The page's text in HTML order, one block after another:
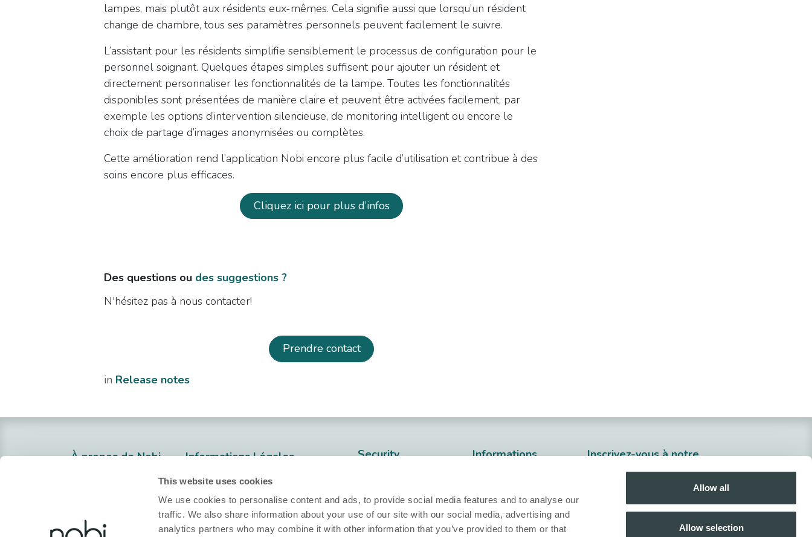
This website uses cookies
We use cookies to personalise content and ads, to provide social media features and to analyse our
traffic. We also share information about your use of our site with our social media, advertising and
analytics partners who may combine it with other information that you’ve provided to them or that
Allow all
Allow selection
lampes, mais plutôt aux résidents eux-mêmes. Cela signifie aussi que lorsqu’un résident
change de chambre, tous ses paramètres personnels peuvent facilement le suivre.
L’assistant pour les résidents simplifie sensiblement le processus de configuration pour le
personnel soignant. Quelques étapes simples suffisent pour ajouter un résident et
directement personnaliser les fonctionnalités de la lampe. Toutes les fonctionnalités
disponibles sont présentées de manière claire et peuvent être activées facilement, par
exemple les options d’intervention silencieuse, de monitoring intelligent ou encore le
choix de partage d’images anonymisées ou complètes.
Cette amélioration rend l’application Nobi encore plus facile d’utilisation et contribue à des
soins encore plus efficaces.
​Cliquez ici pour plus d’infos
Des questions ou des suggestions ?
N'hésitez pas à nous contacter!
Prendre contact
in Release notes
À propos de Nobi
Nobi Pressroom
​Informations Légales
Politique de confidentialité
Politique de cookies
Declaration de confidentialité
Security
Développement
de projet
Informations
Release notes
Questions ?
Inscrivez-vous à notre
newsletter​
S'inscrire